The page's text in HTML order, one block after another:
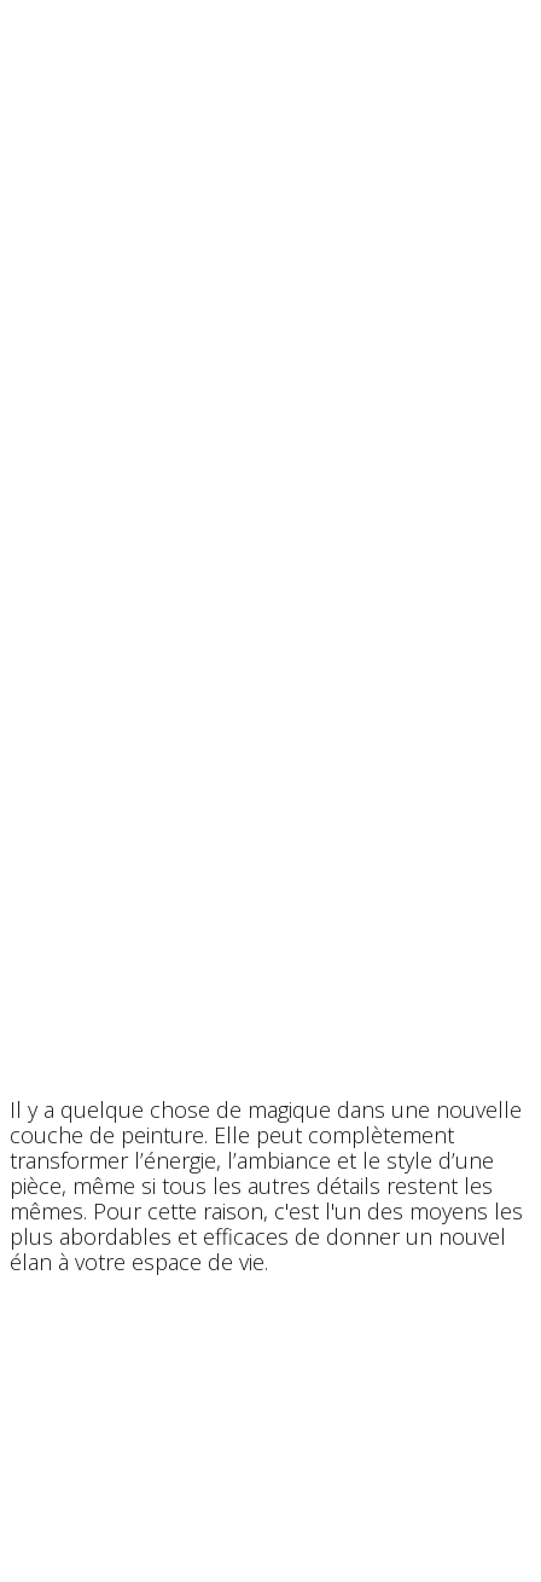
Il y a quelque chose de magique dans une nouvelle
couche de peinture. Elle peut complètement
transformer l’énergie, l’ambiance et le style d’une
pièce, même si tous les autres détails restent les
mêmes. Pour cette raison, c'est l'un des moyens les
plus abordables et efficaces de donner un nouvel
élan à votre espace de vie.